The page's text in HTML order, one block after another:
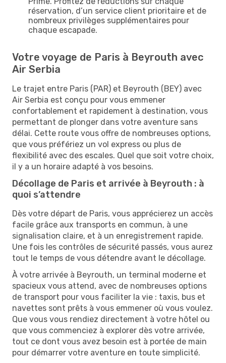
réservation, d’un service client prioritaire et de
nombreux privilèges supplémentaires pour
chaque escapade.
Votre voyage de Paris à Beyrouth avec
Air Serbia
Le trajet entre Paris (PAR) et Beyrouth (BEY) avec
Air Serbia est conçu pour vous emmener
confortablement et rapidement à destination, vous
permettant de plonger dans votre aventure sans
délai. Cette route vous offre de nombreuses options,
que vous préfériez un vol express ou plus de
flexibilité avec des escales. Quel que soit votre choix,
il y a un horaire adapté à vos besoins.
Décollage de Paris et arrivée à Beyrouth : à
quoi s’attendre
Dès votre départ de Paris, vous apprécierez un accès
facile grâce aux transports en commun, à une
signalisation claire, et à un enregistrement rapide.
Une fois les contrôles de sécurité passés, vous aurez
tout le temps de vous détendre avant le décollage.
À votre arrivée à Beyrouth, un terminal moderne et
spacieux vous attend, avec de nombreuses options
de transport pour vous faciliter la vie : taxis, bus et
navettes sont prêts à vous emmener où vous voulez.
Que vous vous rendiez directement à votre hôtel ou
que vous commenciez à explorer dès votre arrivée,
tout ce dont vous avez besoin est à portée de main
pour démarrer votre aventure en toute simplicité.